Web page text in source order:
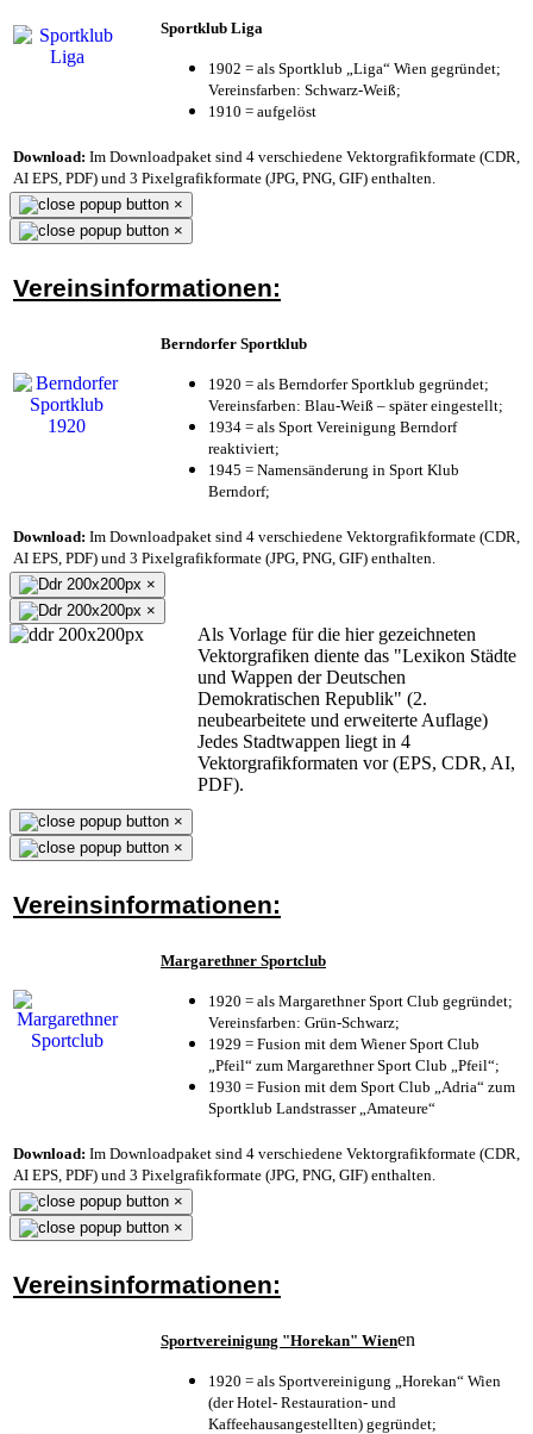
Sportklub Liga
1902 = als Sportklub „Liga“ Wien gegründet;
Vereinsfarben: Schwarz-Weiß;
1910 = aufgelöst
Download: Im Downloadpaket sind 4 verschiedene Vektorgrafikformate (CDR,
AI EPS, PDF) und 3 Pixelgrafikformate (JPG, PNG, GIF) enthalten.
×
×
Vereinsinformationen:
Berndorfer Sportklub
1920 = als Berndorfer Sportklub gegründet;
Vereinsfarben: Blau-Weiß – später eingestellt;
1934 = als Sport Vereinigung Berndorf
reaktiviert;
1945 = Namensänderung in Sport Klub
Berndorf;
Download: Im Downloadpaket sind 4 verschiedene Vektorgrafikformate (CDR,
AI EPS, PDF) und 3 Pixelgrafikformate (JPG, PNG, GIF) enthalten.
×
×
Als Vorlage für die hier gezeichneten
Vektorgrafiken diente das "Lexikon Städte
und Wappen der Deutschen
Demokratischen Republik" (2.
neubearbeitete und erweiterte Auflage)
Jedes Stadtwappen liegt in 4
Vektorgrafikformaten vor (EPS, CDR, AI,
PDF).
×
×
Vereinsinformationen:
Margarethner Sportclub
1920 = als Margarethner Sport Club gegründet;
Vereinsfarben: Grün-Schwarz;
1929 = Fusion mit dem Wiener Sport Club
„Pfeil“ zum Margarethner Sport Club „Pfeil“;
1930 = Fusion mit dem Sport Club „Adria“ zum
Sportklub Landstrasser „Amateure“
Download: Im Downloadpaket sind 4 verschiedene Vektorgrafikformate (CDR,
AI EPS, PDF) und 3 Pixelgrafikformate (JPG, PNG, GIF) enthalten.
×
×
Vereinsinformationen:
Sportvereinigung "Horekan" Wienen
1920 = als Sportvereinigung „Horekan“ Wien
(der Hotel- Restauration- und
Kaffeehausangestellten) gegründet;